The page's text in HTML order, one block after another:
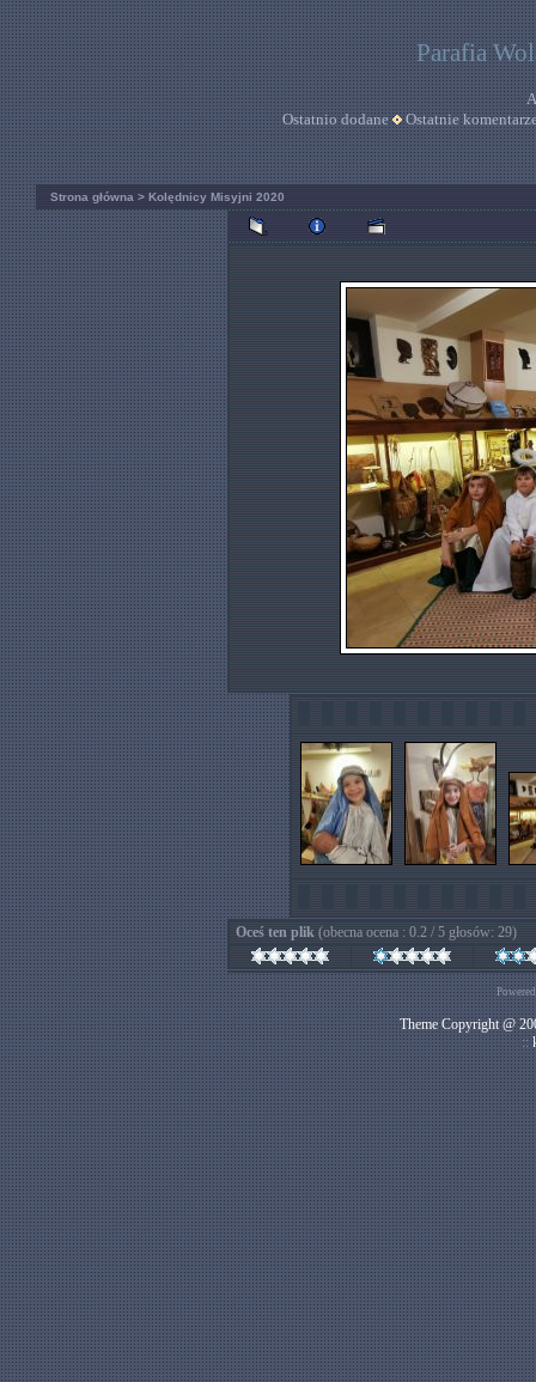
Parafia
Ostatnio dodane
Ostatnie
Strona główna > Kolędnicy Misyjni 2020
Oceś ten plik (obecna ocena : 0.2 / 5 głosów: 29)
Theme Copyright @
::